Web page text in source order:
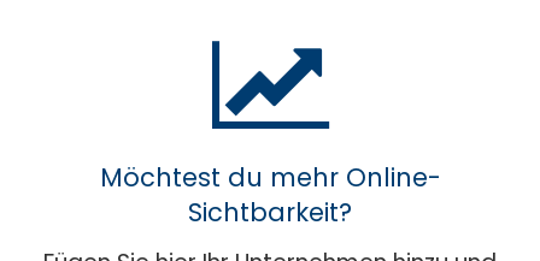
Möchtest du mehr Online-
Sichtbarkeit?